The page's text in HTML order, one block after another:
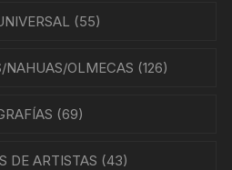
(55)
NAHUAS/OLMECAS (126)
(69)
DE ARTISTAS (43)